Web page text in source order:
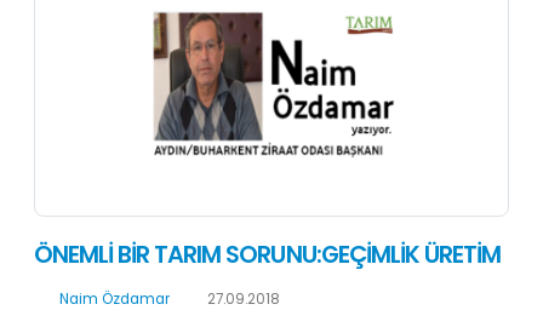
ÖNEMLİ BİR TARIM SORUNU:GEÇİMLİK ÜRETİM
Naim Özdamar 27.09.2018